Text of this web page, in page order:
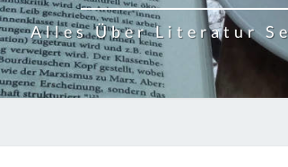
Alles Über Literatur